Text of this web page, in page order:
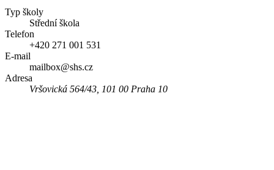
Typ školy
Střední škola
Telefon
+420 271 001 531
E-mail
mailbox@shs.cz
Adresa
Vršovická 564/43, 101 00 Praha 10